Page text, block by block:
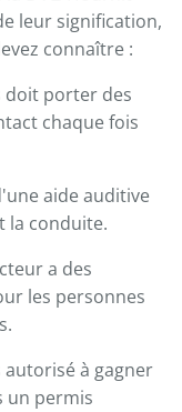
leur signification,
connaître :
doit porter des
chaque fois
aide auditive
la conduite.
a des
les personnes
à gagner
un permis